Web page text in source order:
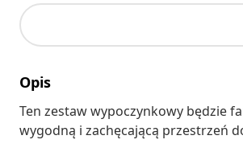
Opis
Ten zestaw wypoczynkowy będzie
wygodną i zachęcającą przestrzeń